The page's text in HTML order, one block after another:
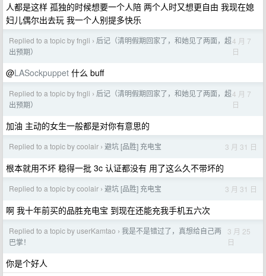
人都是这样 孤独的时候想要一个人陪 两个人时又想更自由 我现在媳
妇儿偶尔出去玩 我一个人别提多快乐
Replied to a topic by fngli › 后记（清明假期回家了，和她见了两面，超
出预期）
4 月 7
日
@LASockpuppet 什么 buff
Replied to a topic by fngli › 后记（清明假期回家了，和她见了两面，超
出预期）
4 月 7
日
加油 主动的女生一般都是对你有意思的
Replied to a topic by coolair › 避坑 [品胜] 充电宝 3 月 31 日
根本就用不坏 稳得一批 3c 认证都没有 用了这么久不带坏的
Replied to a topic by coolair › 避坑 [品胜] 充电宝 3 月 31 日
啊 我十年前买的品胜充电宝 到现在还能充我手机五六次
Replied to a topic by userKamtao › 我是不是错过了，真想给自己两
巴掌！
3 月 25
日
你是个好人